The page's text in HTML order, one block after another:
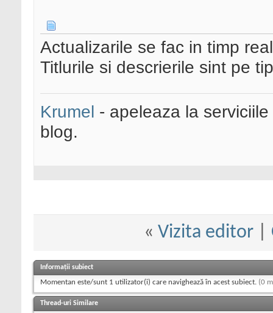
Actualizarile se fac in timp
Titlurile si descrierile sint pe
Krumel - apeleaza la
blog.
« Vizita editor|
Informații subiect
Momentan este/sunt 1 utilizator(i) care navighează în acest subiect. (0
Thread-uri Similare